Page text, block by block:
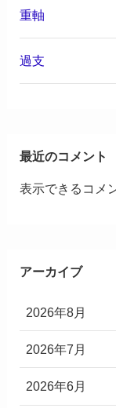
重軸
過支
最近のコメント
表示できるコメ
アーカイブ
2026年8月
2026年7月
2026年6月